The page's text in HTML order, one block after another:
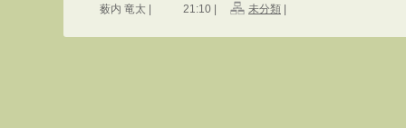
薮内 竜太 | 21:10 | 未分類